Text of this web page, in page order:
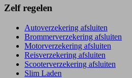
Zelf regelen
Autoverzekering afsluiten
Brommerverzekering afsluiten
Motorverzekering afsluiten
Reisverzekering afsluiten
Scooterverzekering afsluiten
Slim Laden